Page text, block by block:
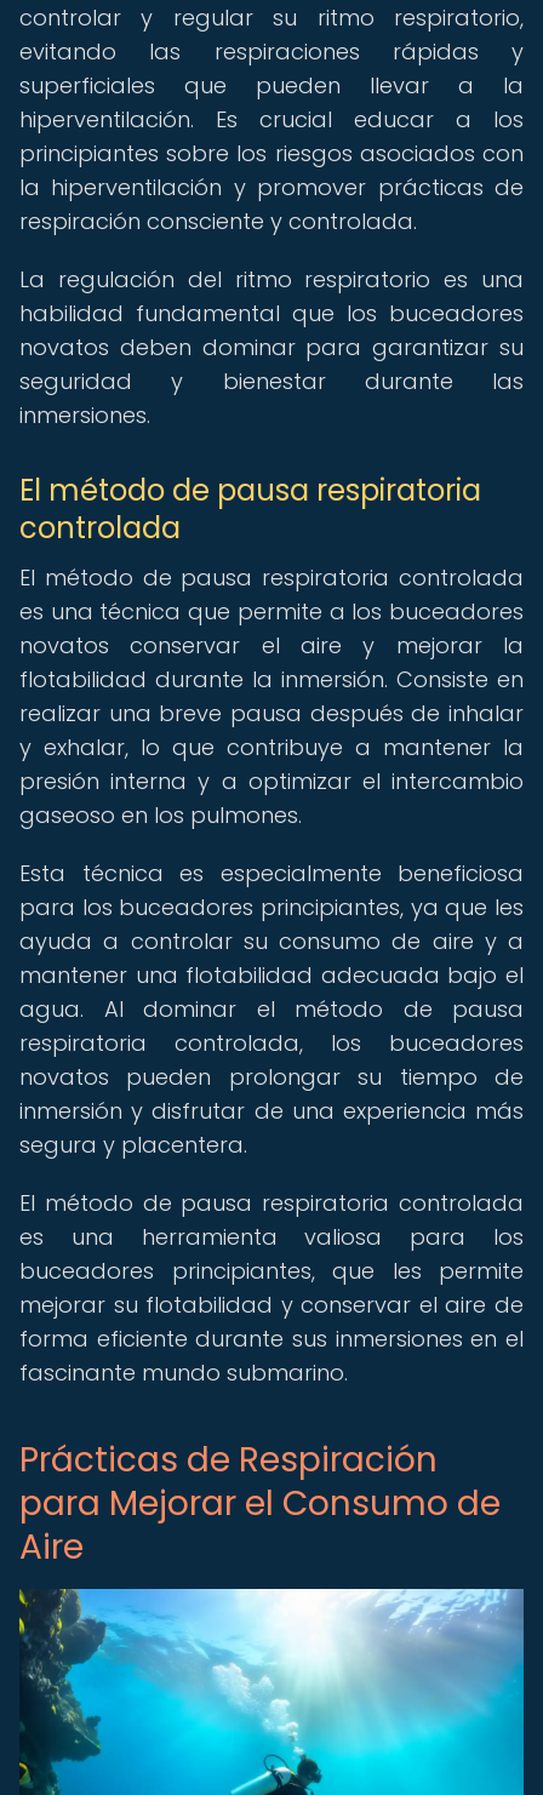
controlar y regular su ritmo respiratorio,
evitando las respiraciones rápidas y
superficiales que pueden llevar a la
hiperventilación. Es crucial educar a los
principiantes sobre los riesgos asociados con
la hiperventilación y promover prácticas de
respiración consciente y controlada.
La regulación del ritmo respiratorio es una
habilidad fundamental que los buceadores
novatos deben dominar para garantizar su
seguridad y bienestar durante las
inmersiones.
El método de pausa respiratoria
controlada
El método de pausa respiratoria controlada
es una técnica que permite a los buceadores
novatos conservar el aire y mejorar la
flotabilidad durante la inmersión. Consiste en
realizar una breve pausa después de inhalar
y exhalar, lo que contribuye a mantener la
presión interna y a optimizar el intercambio
gaseoso en los pulmones.
Esta técnica es especialmente beneficiosa
para los buceadores principiantes, ya que les
ayuda a controlar su consumo de aire y a
mantener una flotabilidad adecuada bajo el
agua. Al dominar el método de pausa
respiratoria controlada, los buceadores
novatos pueden prolongar su tiempo de
inmersión y disfrutar de una experiencia más
segura y placentera.
El método de pausa respiratoria controlada
es una herramienta valiosa para los
buceadores principiantes, que les permite
mejorar su flotabilidad y conservar el aire de
forma eficiente durante sus inmersiones en el
fascinante mundo submarino.
Prácticas de Respiración
para Mejorar el Consumo de
Aire